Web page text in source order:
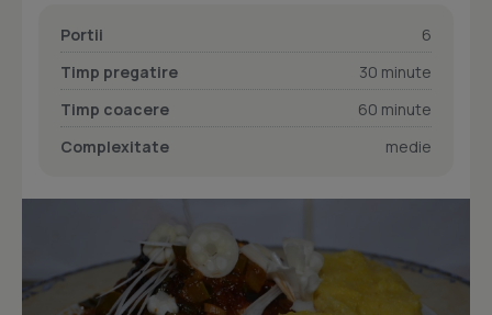
Portii
6
Timp pregatire
30 minute
Timp coacere
60 minute
Complexitate
medie